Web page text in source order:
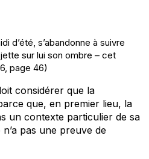
d’été, s’abandonne à suivre
sur lui son ombre – cet
page 46)
considérer que la
que, en premier lieu, la
un contexte particulier de sa
pas une preuve de